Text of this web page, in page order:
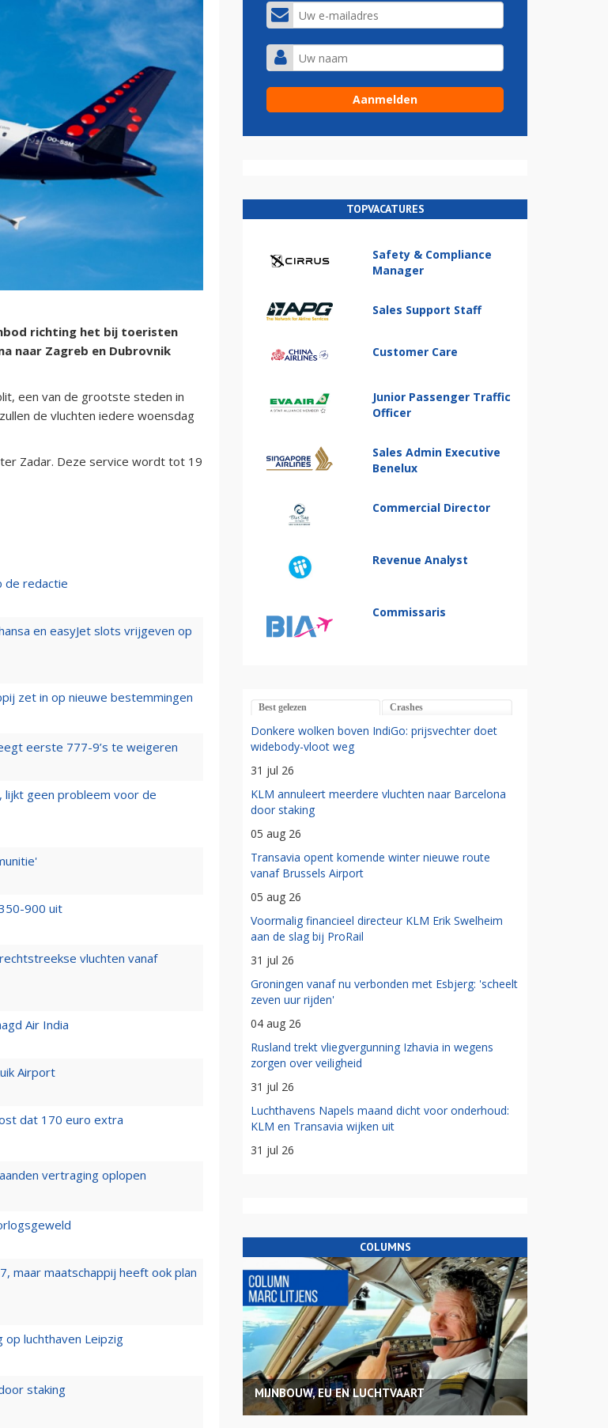
richting het bij toeristen
naar Zagreb en Dubrovnik
een van de grootste steden in
de vluchten iedere woensdag
Zadar. Deze service wordt tot 19
de redactie
en easyJet slots vrijgeven op
zet in op nieuwe bestemmingen
eerste 777-9’s te weigeren
lijkt geen probleem voor de
900 uit
vluchten vanaf
Air India
Airport
dat 170 euro extra
vertraging oplopen
maar maatschappij heeft ook plan
op luchthaven Leipzig
staking
TOPVACATURES
Safety & Compliance
Manager
Sales Support Staff
Customer Care
Junior Passenger Traffic
Officer
Sales Admin Executive
Benelux
Commercial Director
Revenue Analyst
Commissaris
Best gelezen Crashes
Donkere wolken boven IndiGo: prijsvechter doet
widebody-vloot weg
31 jul 26
KLM annuleert meerdere vluchten naar Barcelona
door staking
05 aug 26
Transavia opent komende winter nieuwe route
vanaf Brussels Airport
05 aug 26
Voormalig financieel directeur KLM Erik Swelheim
aan de slag bij ProRail
31 jul 26
Groningen vanaf nu verbonden met Esbjerg: 'scheelt
zeven uur rijden'
04 aug 26
Rusland trekt vliegvergunning Izhavia in wegens
zorgen over veiligheid
31 jul 26
Luchthavens Napels maand dicht voor onderhoud:
KLM en Transavia wijken uit
31 jul 26
COLUMNS
MIJNBOUW, EU EN LUCHTVAART